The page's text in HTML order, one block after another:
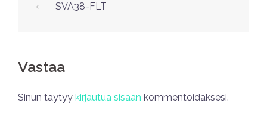
⟵ SVA38-FLT
Vastaa
Sinun täytyy kirjautua sisään kommentoidaksesi.